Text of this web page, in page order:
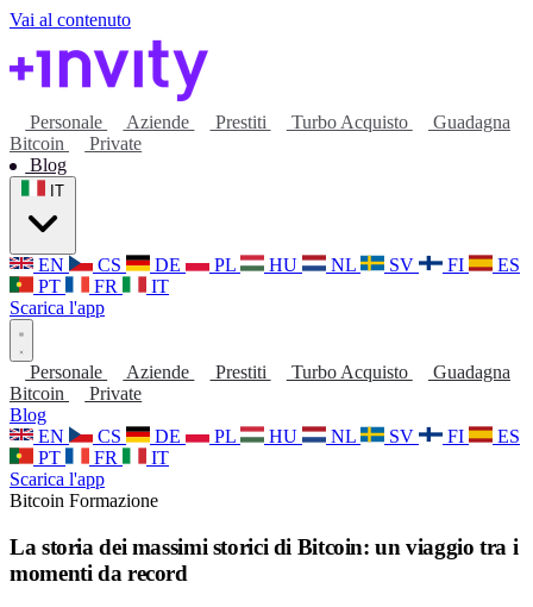
Vai al contenuto
Personale Aziende Prestiti Turbo Acquisto
Guadagna
Bitcoin
Private
Blog
EN CS DE PL HU NL SV FI
ES
PT
FR
IT
Scarica l'app
Personale Aziende Prestiti Turbo Acquisto
Guadagna
Bitcoin
Private
Blog
EN
CS DE PL HU NL SV FI
ES
PT
FR
IT
Scarica l'app
Bitcoin Formazione
La storia dei massimi storici di Bitcoin: un viaggio tra i
momenti da record